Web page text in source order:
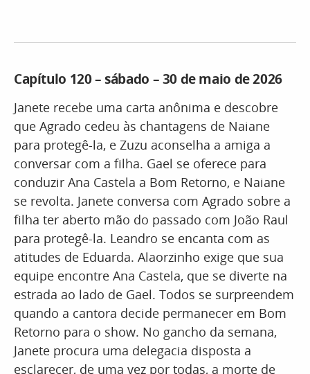
Capítulo 120 – sábado – 30 de maio de 2026
Janete recebe uma carta anônima e descobre
que Agrado cedeu às chantagens de Naiane
para protegê-la, e Zuzu aconselha a amiga a
conversar com a filha. Gael se oferece para
conduzir Ana Castela a Bom Retorno, e Naiane
se revolta. Janete conversa com Agrado sobre a
filha ter aberto mão do passado com João Raul
para protegê-la. Leandro se encanta com as
atitudes de Eduarda. Alaorzinho exige que sua
equipe encontre Ana Castela, que se diverte na
estrada ao lado de Gael. Todos se surpreendem
quando a cantora decide permanecer em Bom
Retorno para o show. No gancho da semana,
Janete procura uma delegacia disposta a
esclarecer, de uma vez por todas, a morte de